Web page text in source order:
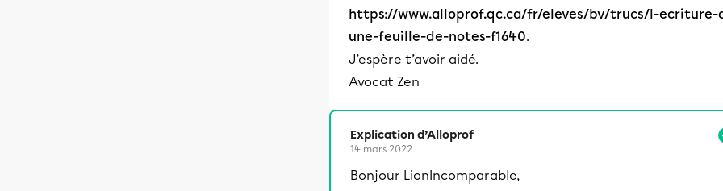
https://www.alloprof.qc.ca/fr/eleves/bv/trucs/l-ecriture-
une-feuille-de-notes-f1640.
J’espère t’avoir aidé.
Avocat Zen
Explication d’Alloprof
14 mars 2022
Bonjour LionIncomparable,